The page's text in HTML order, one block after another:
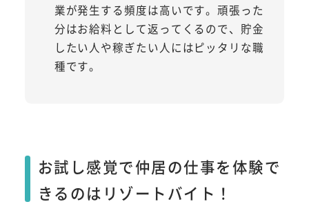
業が発生する頻度は高いです。頑張った
分はお給料として返ってくるので、貯金
したい人や稼ぎたい人にはピッタリな職
種です。
お試し感覚で仲居の仕事を体験で
きるのはリゾートバイト！